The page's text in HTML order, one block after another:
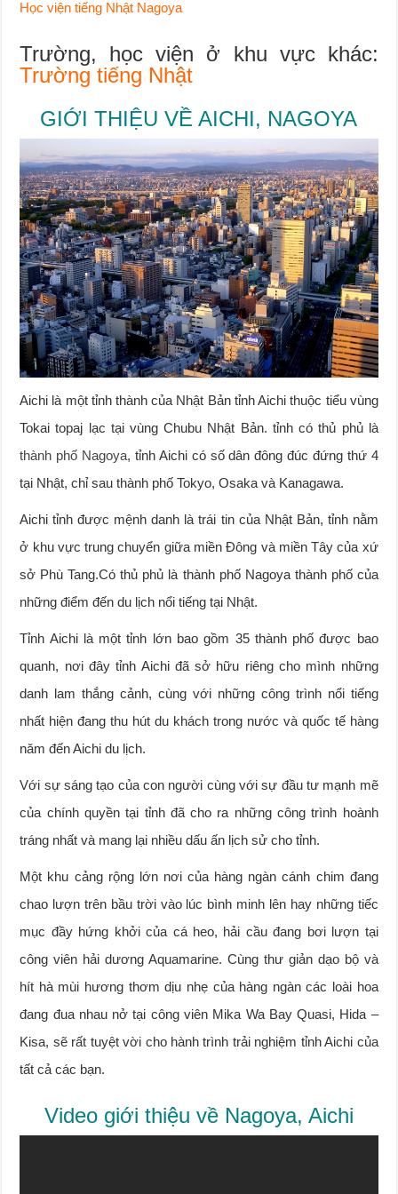
Học viện tiếng Nhật Nagoya
Trường, học viện ở khu vực khác:
Trường tiếng Nhật
GIỚI THIỆU VỀ AICHI, NAGOYA
Aichi là một tỉnh thành của Nhật Bản tỉnh Aichi thuộc tiểu vùng
Tokai topaj lạc tại vùng Chubu Nhật Bản. tỉnh có thủ phủ là
thành phố Nagoya, tỉnh Aichi có số dân đông đúc đứng thứ 4
tại Nhật, chỉ sau thành phố Tokyo, Osaka và Kanagawa.
Aichi tỉnh được mệnh danh là trái tin của Nhật Bản, tỉnh nằm
ở khu vực trung chuyển giữa miền Đông và miền Tây của xứ
sở Phù Tang.Có thủ phủ là thành phố Nagoya thành phố của
những điểm đến du lịch nổi tiếng tại Nhật.
Tỉnh Aichi là một tỉnh lớn bao gồm 35 thành phố được bao
quanh, nơi đây tỉnh Aichi đã sở hữu riêng cho mình những
danh lam thắng cảnh, cùng với những công trình nổi tiếng
nhất hiện đang thu hút du khách trong nước và quốc tế hàng
năm đến Aichi du lịch.
Với sự sáng tạo của con người cùng với sự đầu tư mạnh mẽ
của chính quyền tại tỉnh đã cho ra những công trình hoành
tráng nhất và mang lại nhiều dấu ấn lịch sử cho tỉnh.
Một khu cảng rộng lớn nơi của hàng ngàn cánh chim đang
chao lượn trên bầu trời vào lúc bình minh lên hay những tiếc
mục đầy hứng khởi của cá heo, hải cầu đang bơi lượn tại
công viên hải dương Aquamarine. Cùng thư giản dạo bộ và
hít hà mùi hương thơm dịu nhẹ của hàng ngàn các loài hoa
đang đua nhau nở tại công viên Mika Wa Bay Quasi, Hida –
Kisa, sẽ rất tuyệt vời cho hành trình trải nghiệm tỉnh Aichi của
tất cả các bạn.
Video giới thiệu về Nagoya, Aichi